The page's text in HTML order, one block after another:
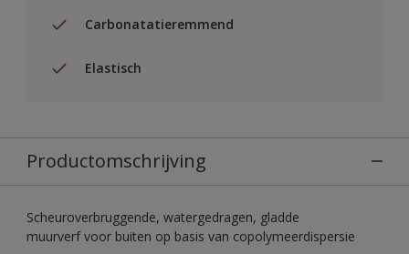
Carbonatatieremmend
Elastisch
Productomschrijving
Scheuroverbruggende, watergedragen, gladde
muurverf voor buiten op basis van copolymeerdispersie